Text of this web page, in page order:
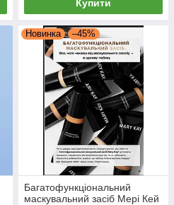
Купити
Новинка –45%
Багатофункціональний
маскувальний засіб Мері Кей